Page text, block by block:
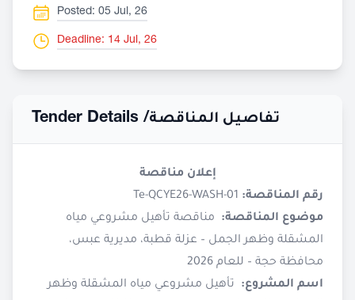
Posted: 05 Jul, 26
Deadline: 14 Jul, 26
Tender Details /تفاصيل المناقصة
إعلان مناقصة
رقم المناقصة:
موضوع المناقصة: مناقصة تأهيل مشروعي مياه
المشقلة وظهر الجمل – عزلة قطبة، مديرية عبس،
محافظة حجة – للعام 2026
اسم المشروع:
تأهيل مشروعي مياه المشقلة وظهر